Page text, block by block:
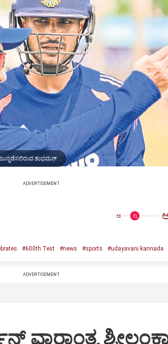
ಕೊಲಂಬೊ: ಭಾರತವನ್ನು 600ನೇ ಟೆಸ್ಟ್‌ ಪಂದ್ಯದಲ್ಲಿ ಮುನ್ನಡೆಸಲಿರುವ ಶುಭಮನ್‌ ಗಿಲ್‌ ಅವರಿಗೆ ಕೋಚ್‌ ಗೌತಮ್‌ ಗಂಭೀರ್‌ ಅವರಿಂದ ಮಾರ್ಗದರ್ಶನ
ADVERTISEMENT
ಅ
#600th Test #news #sports #udayavani kannada
ADVERTISEMENT